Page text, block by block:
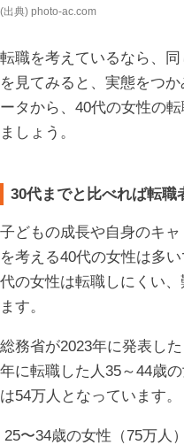
(出典) photo-ac.com
転職を考えているなら、
を見てみると、実態をつ
ータから、40代の女性の
ましょう。
30代までと比べれば転職
子どもの成長や自身のキ
を考える40代の女性は多
代の女性は転職しにくい
ます。
総務省が2023年に発表し
年に転職した人35～44歳
は54万人となっています。
25〜34歳の女性（75万人